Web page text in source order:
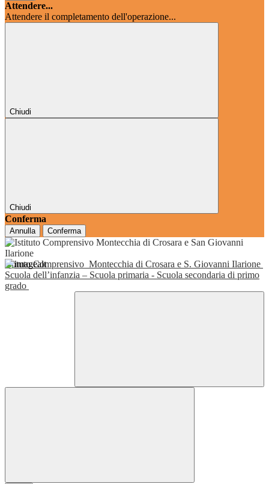
Attendere...
Attendere il completamento dell'operazione...
Chiudi
Chiudi
Conferma
Annulla Conferma
Istituto Comprensivo Montecchia di Crosara e S. Giovanni Ilarione
Scuola dell’infanzia – Scuola primaria - Scuola secondaria di primo
grado